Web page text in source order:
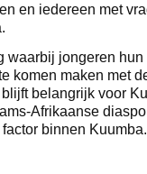
en iedereen met
waarbij jongeren
komen maken met
belangrijk voor
Afrikaanse
factor binnen